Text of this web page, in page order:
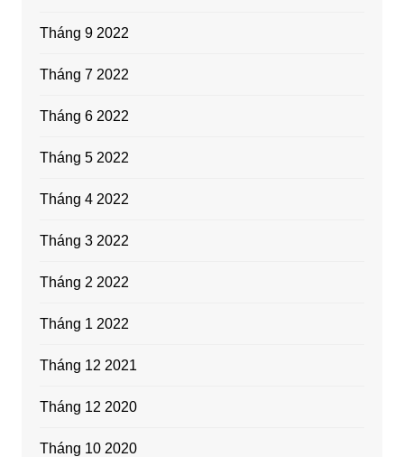
Tháng 9 2022
Tháng 7 2022
Tháng 6 2022
Tháng 5 2022
Tháng 4 2022
Tháng 3 2022
Tháng 2 2022
Tháng 1 2022
Tháng 12 2021
Tháng 12 2020
Tháng 10 2020